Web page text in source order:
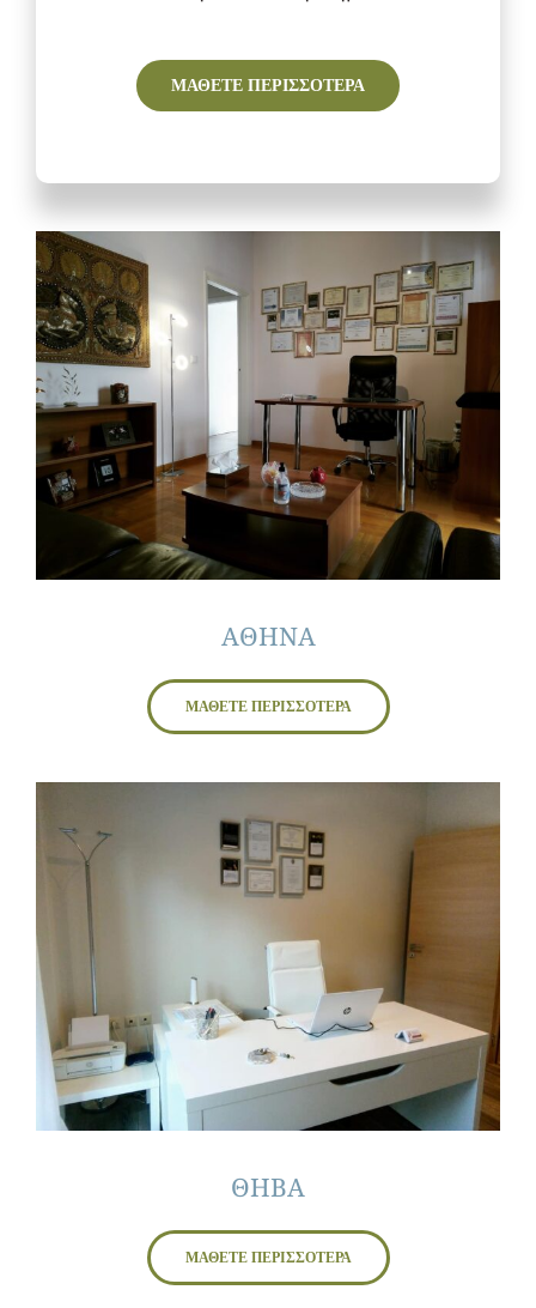
ΜΑΘΕΤΕ ΠΕΡΙΣΣΟΤΕΡΑ
ΑΘΗΝΑ
ΜΑΘΕΤΕ ΠΕΡΙΣΣΟΤΕΡΑ
ΘΗΒΑ
ΜΑΘΕΤΕ ΠΕΡΙΣΣΟΤΕΡΑ